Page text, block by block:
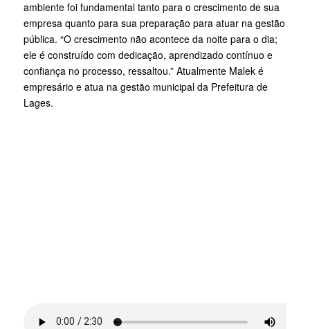
ambiente foi fundamental tanto para o crescimento de sua
empresa quanto para sua preparação para atuar na gestão
pública. “O crescimento não acontece da noite para o dia;
ele é construído com dedicação, aprendizado contínuo e
confiança no processo, ressaltou.” Atualmente Malek é
empresário e atua na gestão municipal da Prefeitura de
Lages.